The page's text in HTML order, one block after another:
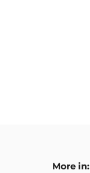
More in: